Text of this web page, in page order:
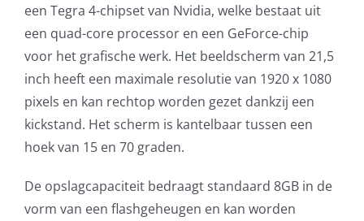
SLA overeenkomsten
Remote Help
WordPress SLA Contract
een Tegra 4-chipset van Nvidia, welke bestaat uit
een quad-core processor en een GeForce-chip
voor het grafische werk. Het beeldscherm van 21,5
inch heeft een maximale resolutie van 1920 x 1080
pixels en kan rechtop worden gezet dankzij een
kickstand. Het scherm is kantelbaar tussen een
hoek van 15 en 70 graden.
De opslagcapaciteit bedraagt standaard 8GB in de
vorm van een flashgeheugen en kan worden